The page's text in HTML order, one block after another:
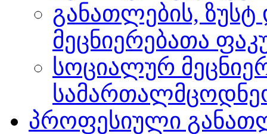
განათლების, ზუსტ
მეცნიერებათა
სოციალურ
პროფესიული